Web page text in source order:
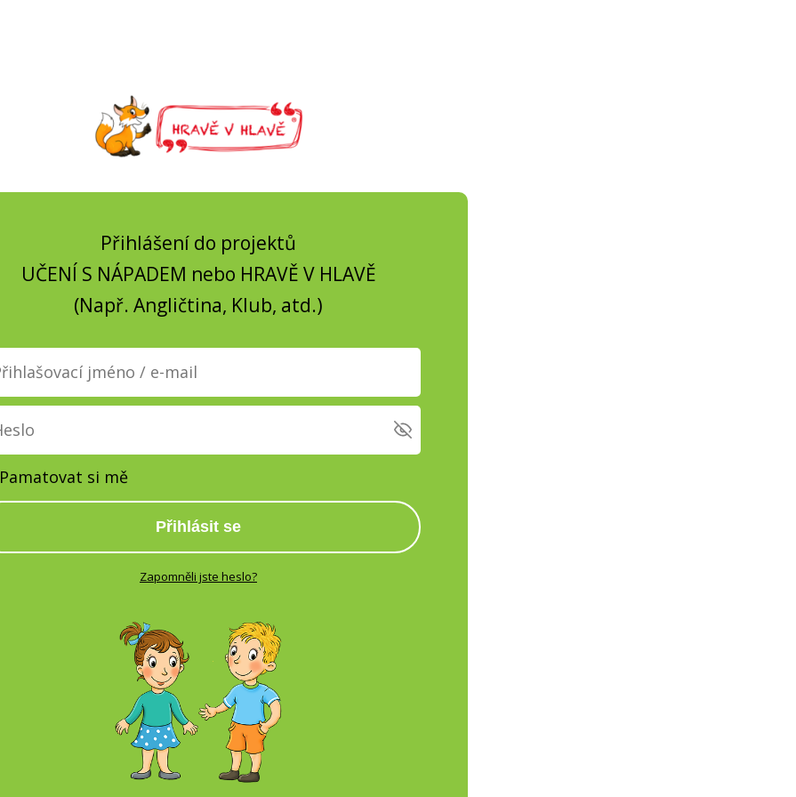
Přihlášení do projektů
UČENÍ S NÁPADEM nebo HRAVĚ V HLAVĚ
(Např. Angličtina, Klub, atd.)
Pamatovat si mě
Přihlásit se
Zapomněli jste heslo?